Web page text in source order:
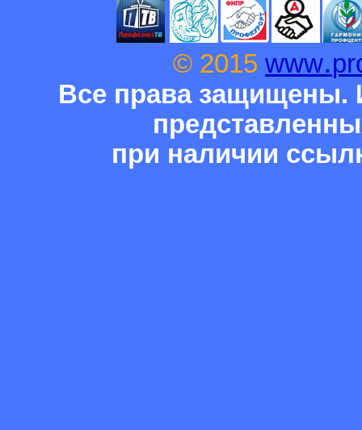
© 2015 www.
Все права защищены.
при наличии